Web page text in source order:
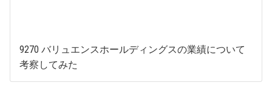
9270 バリュエンスホールディングスの業績について
考察してみた